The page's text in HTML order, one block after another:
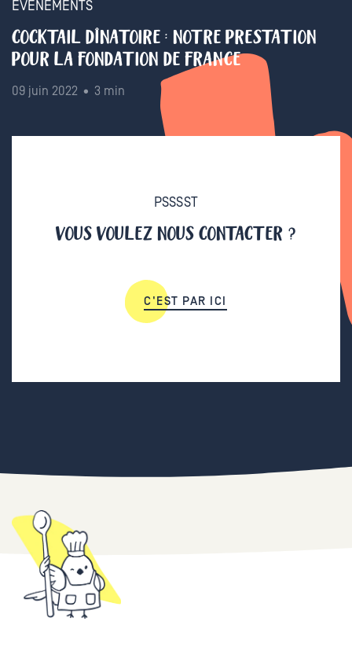
ÉVÉNEMENTS
COCKTAIL DÎNATOIRE : NOTRE PRESTATION
POUR LA FONDATION DE FRANCE
09 juin 2022 • 3 min
PSSSST
VOUS VOULEZ NOUS CONTACTER ?
C'EST PAR ICI